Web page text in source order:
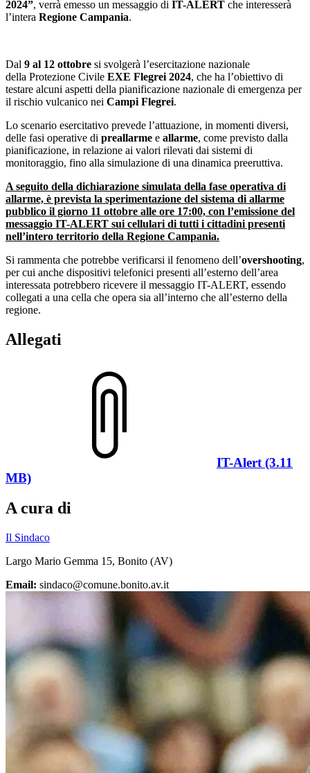
2024”, verrà emesso un messaggio di IT-ALERT che interesserà
l’intera Regione Campania.
Dal 9 al 12 ottobre si svolgerà l’esercitazione nazionale
della Protezione Civile EXE Flegrei 2024, che ha l’obiettivo di
testare alcuni aspetti della pianificazione nazionale di emergenza per
il rischio vulcanico nei Campi Flegrei.
Lo scenario esercitativo prevede l’attuazione, in momenti diversi,
delle fasi operative di preallarme e allarme, come previsto dalla
pianificazione, in relazione ai valori rilevati dai sistemi di
monitoraggio, fino alla simulazione di una dinamica preeruttiva.
A seguito della dichiarazione simulata della fase operativa di
allarme, è prevista la sperimentazione del sistema di allarme
pubblico il giorno 11 ottobre alle ore 17:00, con l’emissione del
messaggio IT-ALERT sui cellulari di tutti i cittadini presenti
nell’intero territorio della Regione Campania.
Si rammenta che potrebbe verificarsi il fenomeno dell’overshooting,
per cui anche dispositivi telefonici presenti all’esterno dell’area
interessata potrebbero ricevere il messaggio IT-ALERT, essendo
collegati a una cella che opera sia all’interno che all’esterno della
regione.
Allegati
IT-Alert (3.11
MB)
A cura di
Il Sindaco
Largo Mario Gemma 15, Bonito (AV)
Email: sindaco@comune.bonito.av.it